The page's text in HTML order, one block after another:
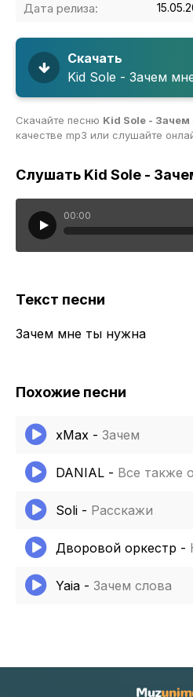
Дата релиза:
Скачать
Kid Sole - Зачем
Скачайте песню Kid Sole -
качестве mp3 или слушайте
Слушать Kid Sole -
00:00
Текст песни
Зачем мне ты нужна
Похожие песни
xMax - Зачем
DANIAL - Все также
Soli - Расскажи
Дворовой оркестр -
Yaia - Зачем слова